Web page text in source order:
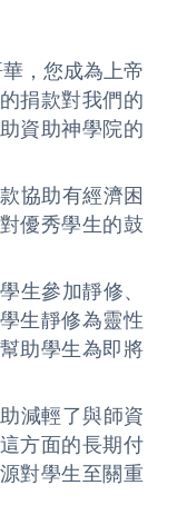
，您成為上帝
捐款對我們的
資助神學院的
協助有經濟困
優秀學生的鼓
生參加靜修、
生靜修為靈性
助學生為即將
減輕了與師資
方面的長期付
對學生至關重